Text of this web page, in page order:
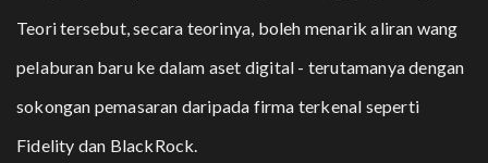
Teori tersebut, secara teorinya, boleh menarik aliran wang
pelaburan baru ke dalam aset digital - terutamanya dengan
sokongan pemasaran daripada firma terkenal seperti
Fidelity dan BlackRock.